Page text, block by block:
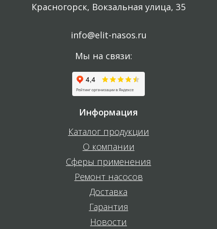
Красногорск, Вокзальная улица, 35
info@elit-nasos.ru
Мы на связи:
Информация
Каталог продукции
О компании
Сферы применения
Ремонт насосов
Доставка
Гарантия
Новости